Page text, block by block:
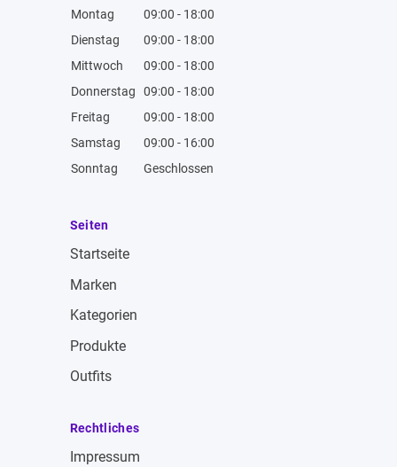
Montag
09:00 - 18:00
Dienstag
09:00 - 18:00
Mittwoch
09:00 - 18:00
Donnerstag
09:00 - 18:00
Freitag
09:00 - 18:00
Samstag
09:00 - 16:00
Sonntag
Geschlossen
Seiten
Startseite
Marken
Kategorien
Produkte
Outfits
Rechtliches
Impressum